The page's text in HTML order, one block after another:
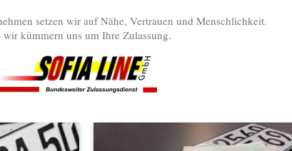
setzen wir auf Nähe, Vertrauen und Menschlichkeit.
kümmern uns um Ihre Zulassung.